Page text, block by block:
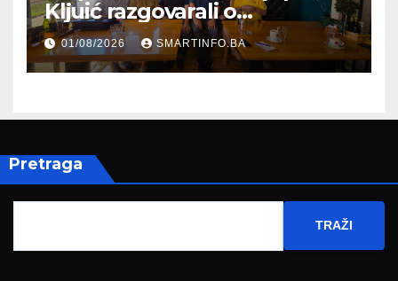
Kljuić razgovarali o
evropskom putu Bosne i
Hercegovine
01/08/2026 SMARTINFO.BA
Pretraga
TRAŽI